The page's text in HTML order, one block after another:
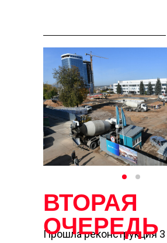
Прошла реконструкция
ВТОРАЯ
ОЧЕРЕДЬ